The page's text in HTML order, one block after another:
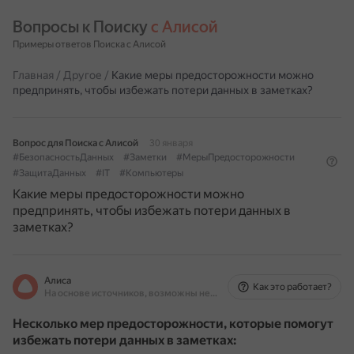
Вопросы к Поиску с Алисой
Примеры ответов Поиска с Алисой
Главная / Другое / Какие меры предосторожности можно
предпринять, чтобы избежать потери данных в заметках?
Вопрос для Поиска с Алисой
30 января
#БезопасностьДанных
#Заметки
#МерыПредосторожности
#ЗащитаДанных
#IT #Компьютеры
Какие меры предосторожности можно
предпринять, чтобы избежать потери данных в
заметках?
Алиса
На основе источников, возможны неточности
Как это работает?
Несколько мер предосторожности, которые помогут
избежать потери данных в заметках: